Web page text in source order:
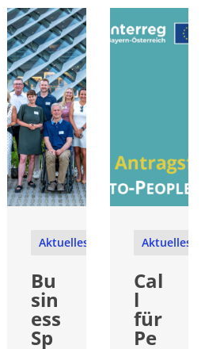
Aktuelles
Bu
sin
ess
Sp
Aktuelles
Cal
l
für
Pe